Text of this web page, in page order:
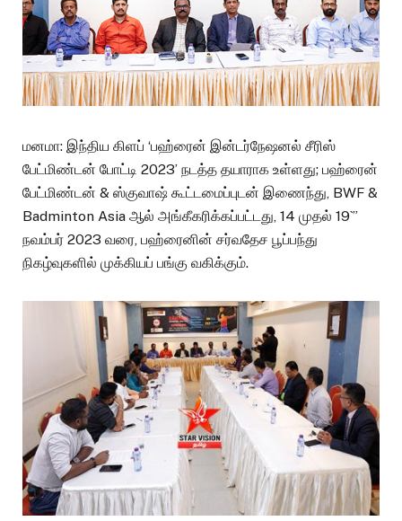
மனமா: இந்திய கிளப் ‘பஹ்ரைன் இன்டர்நேஷனல் சீரிஸ்
பேட்மிண்டன் போட்டி 2023’ நடத்த தயாராக உள்ளது; பஹ்ரைன்
பேட்மிண்டன் & ஸ்குவாஷ் கூட்டமைப்புடன் இணைந்து, BWF &
Badminton Asia ஆல் அங்கீகரிக்கப்பட்டது, 14 முதல் 19`”
நவம்பர் 2023 வரை, பஹ்ரைனின் சர்வதேச பூப்பந்து
நிகழ்வுகளில் முக்கியப் பங்கு வகிக்கும்.